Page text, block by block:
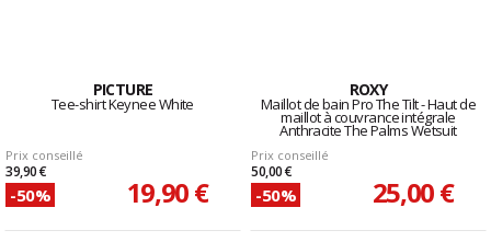
PICTURE
Tee-shirt Keynee White
Prix conseillé
39,90 €
-50% 19,90 €
ROXY
Maillot de bain Pro The Tilt - Haut de
maillot à couvrance intégrale
Anthracite The Palms Wetsuit
Prix conseillé
50,00 €
-50% 25,00 €